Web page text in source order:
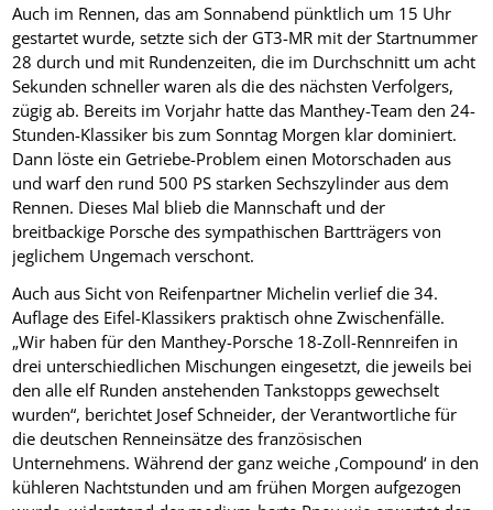
Auch im Rennen, das am Sonnabend pünktlich um 15 Uhr
gestartet wurde, setzte sich der GT3-MR mit der Startnummer
28 durch und mit Rundenzeiten, die im Durchschnitt um acht
Sekunden schneller waren als die des nächsten Verfolgers,
zügig ab. Bereits im Vorjahr hatte das Manthey-Team den 24-
Stunden-Klassiker bis zum Sonntag Morgen klar dominiert.
Dann löste ein Getriebe-Problem einen Motorschaden aus
und warf den rund 500 PS starken Sechszylinder aus dem
Rennen. Dieses Mal blieb die Mannschaft und der
breitbackige Porsche des sympathischen Bartträgers von
jeglichem Ungemach verschont.
Auch aus Sicht von Reifenpartner Michelin verlief die 34.
Auflage des Eifel-Klassikers praktisch ohne Zwischenfälle.
„Wir haben für den Manthey-Porsche 18-Zoll-Rennreifen in
drei unterschiedlichen Mischungen eingesetzt, die jeweils bei
den alle elf Runden anstehenden Tankstopps gewechselt
wurden“, berichtet Josef Schneider, der Verantwortliche für
die deutschen Renneinsätze des französischen
Unternehmens. Während der ganz weiche ,Compound‘ in den
kühleren Nachtstunden und am frühen Morgen aufgezogen